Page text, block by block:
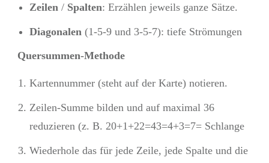
Zeilen / Spalten: Erzählen jeweils ganze Sätze.
Diagonalen (1-5-9 und 3-5-7): tiefe Strömungen
Quersummen-Methode
Kartennummer (steht auf der Karte) notieren.
Zeilen-Summe bilden und auf maximal 36
reduzieren (z. B. 20+1+22=43=4+3=7= Schlange
Wiederhole das für jede Zeile, jede Spalte und die